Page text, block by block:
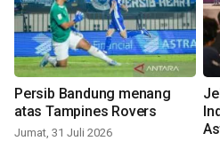
Persib Bandung menang
atas Tampines Rovers
Jumat, 31 Juli 2026